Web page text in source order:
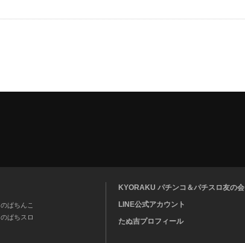
ぱちんこ
ぱちスロ
KYORAKU パチンコ＆パチスロ友の会
LINE公式アカウント
たぬ吉プロフィール